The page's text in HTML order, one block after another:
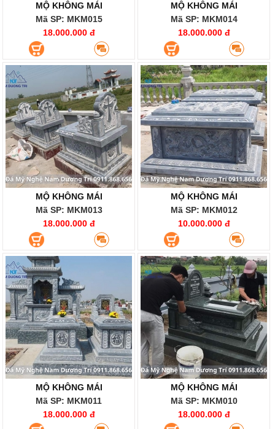
MỘ KHÔNG MÁI
Mã SP: MKM015
18.000.000 đ
MỘ KHÔNG MÁI
Mã SP: MKM014
18.000.000 đ
MỘ KHÔNG MÁI
Mã SP: MKM013
18.000.000 đ
MỘ KHÔNG MÁI
Mã SP: MKM012
10.000.000 đ
MỘ KHÔNG MÁI
Mã SP: MKM011
18.000.000 đ
MỘ KHÔNG MÁI
Mã SP: MKM010
18.000.000 đ